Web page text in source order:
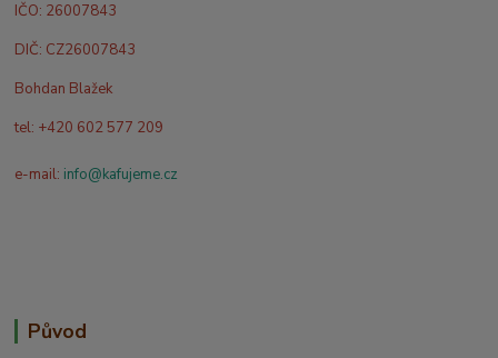
IČO: 26007843
DIČ: CZ26007843
Bohdan Blažek
tel: +420 602 577 209
e-mail: info@kafujeme.cz
Původ